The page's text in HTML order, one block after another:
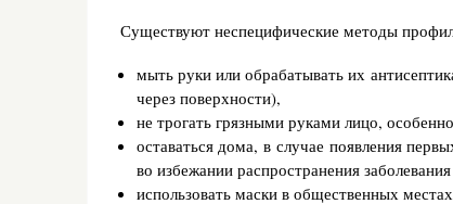
Существуют неспецифические методы
мыть руки или обрабатывать их
через поверхности),
не трогать грязными руками лицо,
оставаться дома, в случае появления
во избежании распространения
использовать маски в общественных